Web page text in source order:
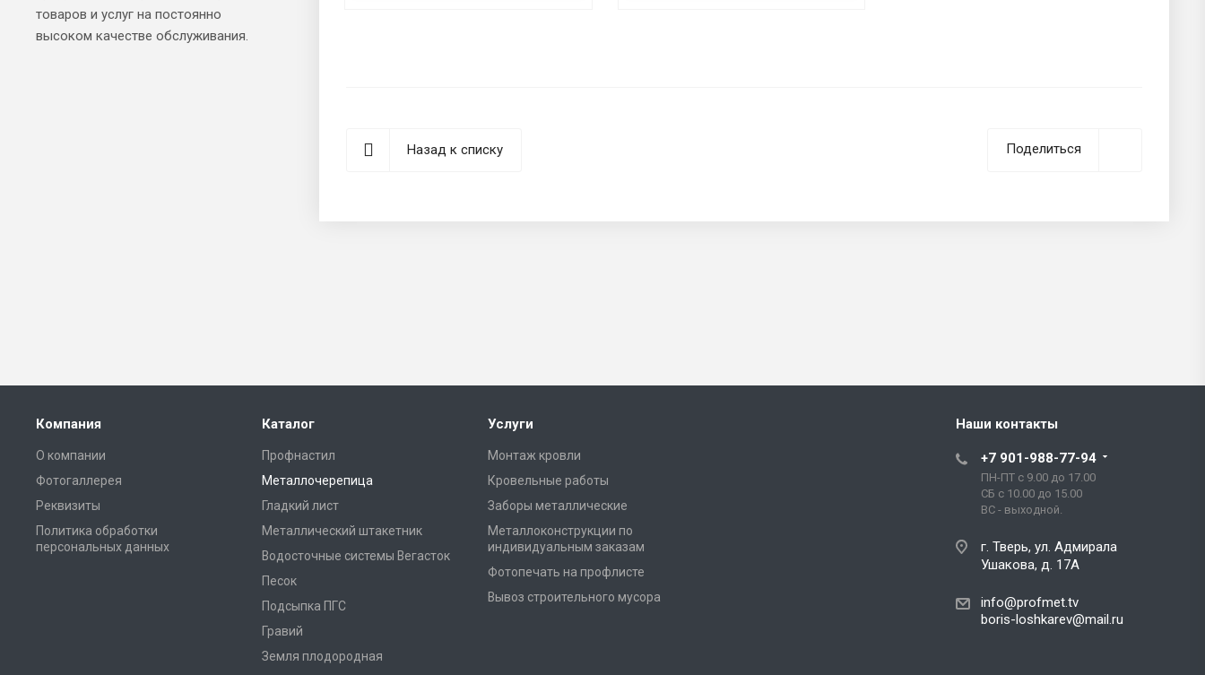
Поделиться
Назад к списку
товаров и услуг на постоянно
высоком качестве обслуживания.
Компания
О компании
Фотогаллерея
Реквизиты
Политика обработки
персональных данных
Каталог
Профнастил
Металлочерепица
Гладкий лист
Металлический штакетник
Водосточные системы Вегасток
Песок
Подсыпка ПГС
Гравий
Земля плодородная
Услуги
Монтаж кровли
Кровельные работы
Заборы металлические
Металлоконструкции по
индивидуальным заказам
Фотопечать на профлисте
Вывоз строительного мусора
Наши контакты
+7 901-988-77-94
ПН-ПТ с 9.00 до 17.00
СБ с 10.00 до 15.00
ВС - выходной.
г. Тверь, ул. Адмирала
Ушакова, д. 17А
info@profmet.tv
boris-loshkarev@mail.ru